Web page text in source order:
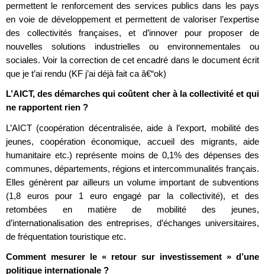
permettent le renforcement des services publics dans les pays
en voie de développement et permettent de valoriser l’expertise
des collectivités françaises, et d’innover pour proposer de
nouvelles solutions industrielles ou environnementales ou
sociales. Voir la correction de cet encadré dans le document écrit
que je t’ai rendu (KF j’ai déjà fait ca â€“ok)
L’AICT, des démarches qui coûtent cher à la collectivité et qui
ne rapportent rien ?
L’AICT (coopération décentralisée, aide à l’export, mobilité des
jeunes, coopération économique, accueil des migrants, aide
humanitaire etc.) représente moins de 0,1% des dépenses des
communes, départements, régions et intercommunalités français.
Elles génèrent par ailleurs un volume important de subventions
(1,8 euros pour 1 euro engagé par la collectivité), et des
retombées en matière de mobilité des jeunes,
d’internationalisation des entreprises, d’échanges universitaires,
de fréquentation touristique etc.
Comment mesurer le « retour sur investissement » d’une
politique internationale ?